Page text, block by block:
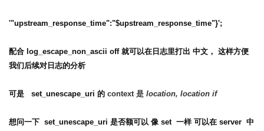
'"upstream_response_time":"$upstream_response_time"}';
配合 log_escape_non_ascii off 就可以在日志里打出 中文， 这样方便
我们后续对日志的分析
可是 set_unescape_uri 的 context 是 location, location if
想问一下 set_unescape_uri 是否额可以 像 set 一样 可以在 server 中